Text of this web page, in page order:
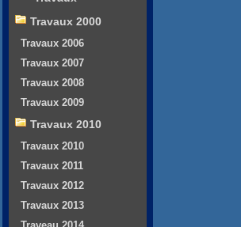
Travaux 2000
Travaux 2006
Travaux 2007
Travaux 2008
Travaux 2009
Travaux 2010
Travaux 2010
Travaux 2011
Travaux 2012
Travaux 2013